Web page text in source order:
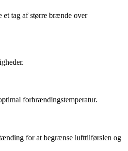
tag af større brænde over
forbrændingstemperatur.
for at begrænse lufttilførslen og